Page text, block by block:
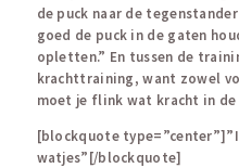
de puck naar de
goed de puck in de gaten
opletten.” En tussen de
krachttraining, want zowel
moet je flink wat kracht in de
[blockquote
watjes”[/blockquote]